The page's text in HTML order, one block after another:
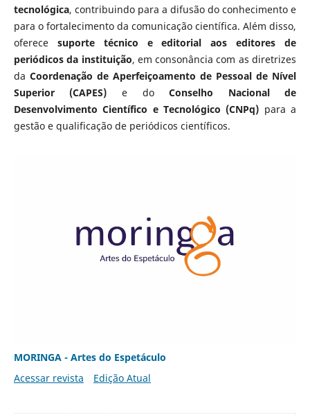
tecnológica, contribuindo para a difusão do conhecimento e
para o fortalecimento da comunicação científica. Além disso,
oferece suporte técnico e editorial aos editores de
periódicos da instituição, em consonância com as diretrizes
da Coordenação de Aperfeiçoamento de Pessoal de Nível
Superior (CAPES) e doConselho Nacional de
Desenvolvimento Científico e Tecnológico (CNPq) para a
gestão e qualificação de periódicos científicos.
MORINGA - Artes do Espetáculo
Acessar revista
Edição Atual